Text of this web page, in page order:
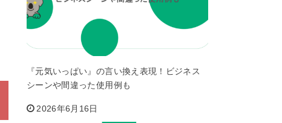
『元気いっぱい』の言い換え表現！ビジネス
シーンや間違った使用例も
2026年6月16日